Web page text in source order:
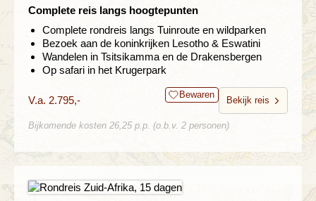
Complete reis langs hoogtepunten
Complete rondreis langs Tuinroute en wildparken
Bezoek aan de koninkrijken Lesotho & Eswatini
Wandelen in Tsitsikamma en de Drakensbergen
Op safari in het Krugerpark
V.a. 2.795,- Bewaren
Bekijk reis
Bijkomende kosten 26,25 p.p. (o.b.v. 2 personen)